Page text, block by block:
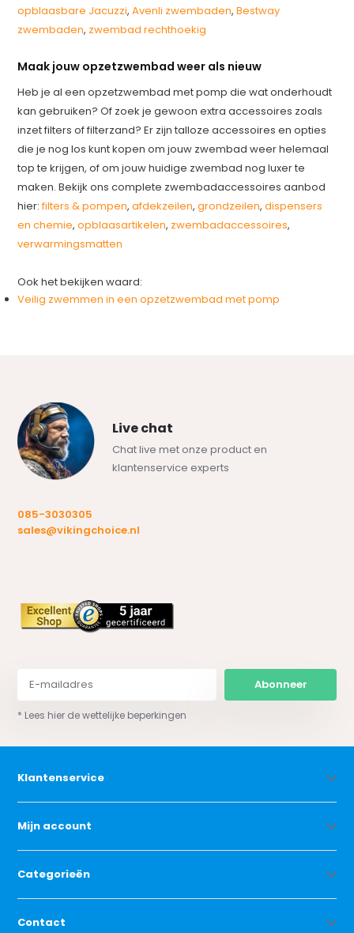
opblaasbare Jacuzzi,Avenli zwembaden,Bestway
zwembaden, zwembad rechthoekig
Maak jouw opzetzwembad weer als nieuw
Heb je al een opzetzwembad met pomp die wat onderhoudt
kan gebruiken? Of zoek je gewoon extra accessoires zoals
inzet filters of filterzand? Er zijn talloze accessoires en opties
die je nog los kunt kopen om jouw zwembad weer helemaal
top te krijgen, of om jouw huidige zwembad nog luxer te
maken. Bekijk ons complete zwembadaccessoires aanbod
hier:filters & pompen,afdekzeilen,grondzeilen,dispensers
en chemie,opblaasartikelen, zwembadaccessoires,
verwarmingsmatten
Ook het bekijken waard:
Veilig zwemmen in een opzetzwembad met pomp
Live chat
Chat live met onze product en
klantenservice experts
085-3030305
sales@vikingchoice.nl
Abonneer
* Lees hier de wettelijke beperkingen
Klantenservice
Mijn account
Categorieën
Contact